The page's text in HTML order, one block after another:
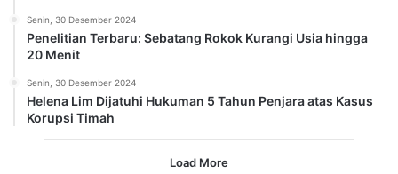
Senin, 30 Desember 2024
Penelitian Terbaru: Sebatang Rokok Kurangi Usia hingga
20 Menit
Senin, 30 Desember 2024
Helena Lim Dijatuhi Hukuman 5 Tahun Penjara atas Kasus
Korupsi Timah
Load More